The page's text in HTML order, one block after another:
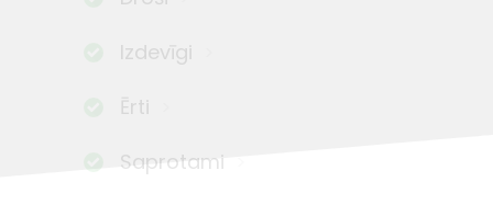
Izdevīgi
Ērti
Saprotami